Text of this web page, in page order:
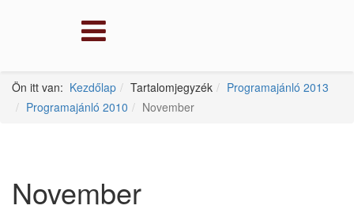
Ön itt van: Kezdőlap Tartalomjegyzék
Programajánló 2013
Programajánló 2010
November
November